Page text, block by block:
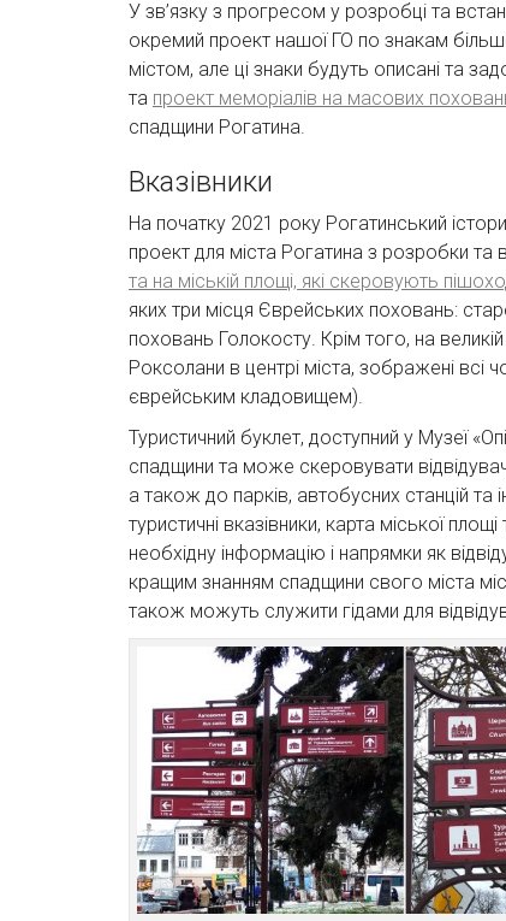
У зв’язку з прогресом у розробці та
окремий проект нашої ГО по знакам
містом, але ці знаки будуть описані та
та проект меморіалів на масових
спадщини Рогатина.
Вказівники
На початку 2021 року Рогатинський
проект для міста Рогатина з розробки та
та на міській площі, які скеровують
яких три місця Єврейських поховань:
поховань Голокосту. Крім того, на великій
Роксолани в центрі міста, зображені всі
єврейським кладовищем).
Туристичний буклет, доступний у Музеї
спадщини та може скеровувати
а також до парків, автобусних станцій
туристичні вказівники, карта міської
необхідну інформацію і напрямки як
кращим знанням спадщини свого міста
також можуть служити гідами для